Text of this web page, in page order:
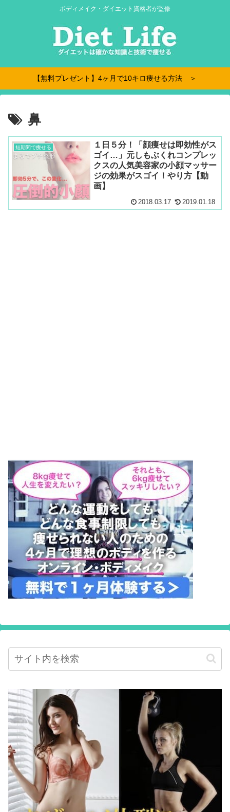
ボディメイク・ダイエット資格者が監修
【無料プレゼント】4ヶ月で10キロ痩せる方法 ＞
鼻
短期間で痩せる
１日５分！「顔痩せは即効性がス
ゴイ…」元しもぶくれコンプレッ
クスの人気美容家の小顔マッサー
ジの効果がスゴイ！やり方【動
画】
2018.03.17 2019.01.18